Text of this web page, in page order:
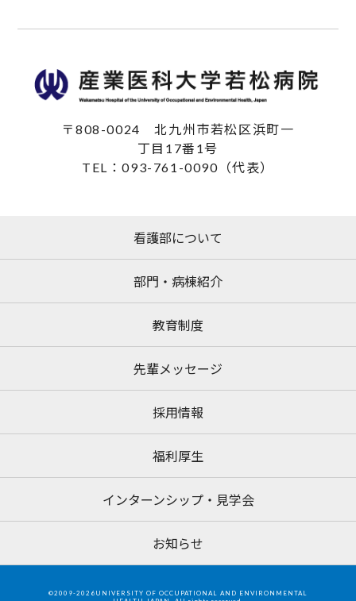
〒808-0024 北九州市若松区浜町一
丁目17番1号
TEL：093-761-0090（代表）
看護部について
部門・病棟紹介
教育制度
先輩メッセージ
採用情報
福利厚生
インターンシップ・見学会
お知らせ
©2009-2026UNIVERSITY OF OCCUPATIONAL AND ENVIRONMENTAL